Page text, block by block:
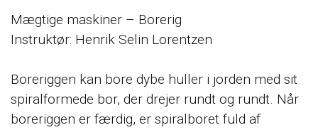
Mægtige maskiner – Borerig
Instruktør: Henrik Selin Lorentzen
Boreriggen kan bore dybe huller i jorden med sit
spiralformede bor, der drejer rundt og rundt. Når
boreriggen er færdig, er spiralboret fuld af